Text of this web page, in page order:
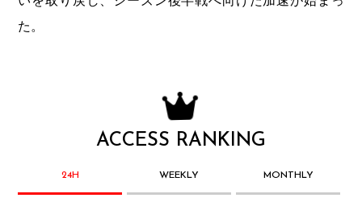
た。
ACCESS RANKING
24H WEEKLY MONTHLY